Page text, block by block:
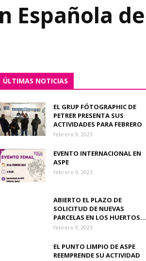
Española de
ÚLTIMAS NOTICIAS
EL GRUP FÓTOGRAPHIC DE
PETRER PRESENTA SUS
ACTIVIDADES PARA FEBRERO
febrero 9, 2023
EVENTO INTERNACIONAL EN
ASPE
febrero 9, 2023
ABIERTO EL PLAZO DE
SOLICITUD DE NUEVAS
PARCELAS EN LOS HUERTOS...
febrero 9, 2023
EL PUNTO LIMPIO DE ASPE
REEMPRENDE SU ACTIVIDAD